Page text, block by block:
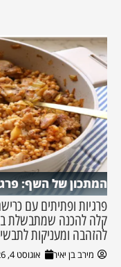
המתכון של השף:
פרגיות ופתיתים עם
קלה להכנה שמתבשלת
להזהבה ומעניקות
מירב בן יאיר אוגוסט 4, 2026